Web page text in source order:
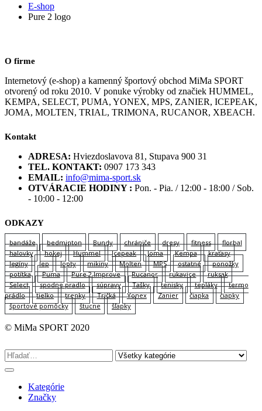
E-shop
Pure 2 logo
O firme
Internetový (e-shop) a kamenný športový obchod MiMa SPORT
otvorený od roku 2010. V ponuke výrobky od značiek HUMMEL,
KEMPA, SELECT, PUMA, YONEX, MPS, ZANIER, ICEPEAK,
JOMA, MOLTEN, TRIAL, TRIMONA, RUCANOR, XBEACH.
Kontakt
ADRESA: Hviezdoslavova 81, Stupava 900 31
TEL. KONTAKT: 0907 173 343
EMAIL: info@mima-sport.sk
OTVÁRACIE HODINY : Pon. - Pia. / 12:00 - 18:00 / Sob.
- 10:00 - 12:00
ODKAZY
bandáže bedminton Bundy chrániče dresy fitness
florbal
halovky
hokej Hummel Icepeak Joma Kempa
kraťasy
legíny
lep lopty mikiny Molten MPS ostatné
ponožky
potítka
Puma Pure 2 Improve Rucanor rukavice
ruksak
Select
spodne pradlo súpravy Tašky tenisky tepláky
termo
prádlo
tielko trenky Tričká Yonex Zanier čiapka
čiapky
športové pomôcky
štucne šľapky
© MiMa SPORT 2020
Kategórie
Značky